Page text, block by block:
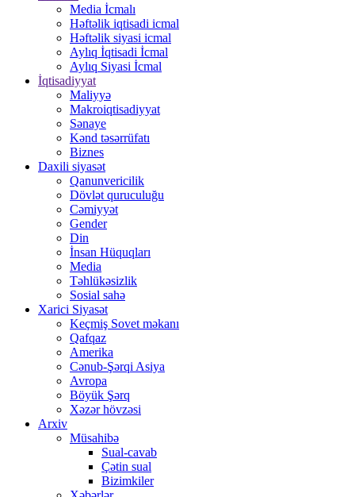
Media İcmalı
Həftəlik iqtisadi icmal
Həftəlik siyasi icmal
Aylıq İqtisadi İcmal
Aylıq Siyasi İcmal
İqtisadiyyat
Maliyyə
Makroiqtisadiyyat
Sənaye
Kənd təsərrüfatı
Biznes
Daxili siyasət
Qanunvericilik
Dövlət quruculuğu
Cəmiyyət
Gender
Din
İnsan Hüquqları
Media
Təhlükəsizlik
Sosial sahə
Xarici Siyasət
Keçmiş Sovet məkanı
Qafqaz
Amerika
Cənub-Şərqi Asiya
Avropa
Böyük Şərq
Xəzər hövzəsi
Arxiv
Müsahibə
Sual-cavab
Çətin sual
Bizimkiler